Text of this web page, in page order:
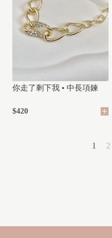
你走了剩下我 • 中長項鍊
$420
1 2